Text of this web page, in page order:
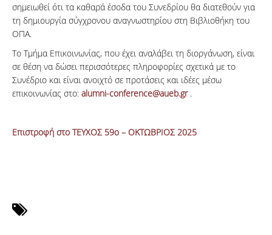
σημειωθεί ότι τα καθαρά έσοδα του Συνεδρίου θα διατεθούν για
τη δημιουργία σύγχρονου αναγνωστηρίου στη Βιβλιοθήκη του
ΟΠΑ.
Το Τμήμα Επικοινωνίας, που έχει αναλάβει τη διοργάνωση, είναι
σε θέση να δώσει περισσότερες πληροφορίες σχετικά με το
Συνέδριο και είναι ανοιχτό σε προτάσεις και ιδέες μέσω
επικοινωνίας στο: alumni-conference@aueb.gr.
Επιστροφή στο ΤΕΥΧΟΣ 59ο – ΟΚΤΩΒΡΙΟΣ 2025